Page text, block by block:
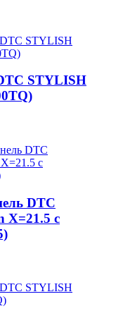
STYLISH
DTC
X=21.5 с